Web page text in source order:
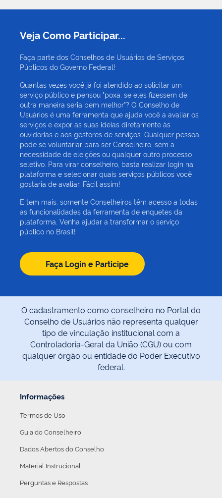
melhorar a ressocialização de detentos
O que será do Brasil
O uso de inteligência artificial (IA) nos
estudos.
Pra onde caminha o ensino no Brasil?
Avaliação da Facilidade de Acesso aos
Dados do Orçamento Federal
QUESTIONÁRIO DE AVALIAÇÃO DA ANTT
SOBRE O TRANSPORTE FERROVIÁRIO DE
QUESTIONÁRIO DE AVALIAÇÃO DA ANTT
SOBRE TRANSPORTE RODOVIÁRIO DE
PASSAGEIROS - FRETAMENTO 2026
QUESTIONÁRIO DE AVALIAÇÃO DA ANTT
SOBRE TRANSPORTE RODOVIÁRIO
INTERESTADUAL E INTERNACIONAL DE
Veja Como Participar...
Faça parte dos Conselhos de Usuários de Serviços
Públicos do Governo Federal!
Quantas vezes você já foi atendido ao solicitar um
serviço público e pensou "poxa, se eles fizessem de
outra maneira seria bem melhor"? O Conselho de
Usuários é uma ferramenta que ajuda você a avaliar os
serviços e expor as suas ideias diretamente às
ouvidorias e aos gestores de serviços. Qualquer pessoa
pode se voluntariar para ser Conselheiro, sem a
necessidade de eleições ou qualquer outro processo
seletivo. Para virar conselheiro, basta realizar login na
plataforma e selecionar quais serviços públicos você
gostaria de avaliar. Fácil assim!
E tem mais: somente Conselheiros têm acesso a todas
as funcionalidades da ferramenta de enquetes da
plataforma. Venha ajudar a transformar o serviço
público no Brasil!
Faça Login e Participe
O cadastramento como conselheiro no Portal do
Conselho de Usuários não representa qualquer
tipo de vinculação institucional com a
Controladoria-Geral da União (CGU) ou com
qualquer órgão ou entidade do Poder Executivo
federal.
Informações
Termos de Uso
Guia do Conselheiro
Dados Abertos do Conselho
Material Instrucional
Perguntas e Respostas